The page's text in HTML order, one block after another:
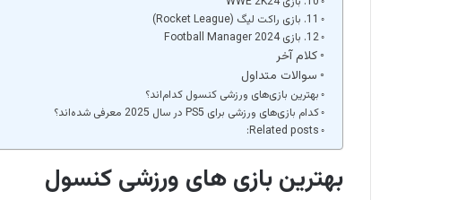
11. بازی راکت لیگ (Rocket League)
12. بازی Football Manager 2024
کلام آخر
سوالات متداول
بهترین بازی‌های ورزشی کنسول کدام‌اند؟
کدام بازی‌های ورزشی برای PS5 در سال 2025 معرفی شده‌اند؟
Related posts:
بهترین بازی‌ های ورزشی کنسول